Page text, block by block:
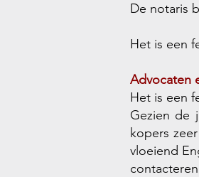
De notaris
Het is een
Advocaten
Het is een
Gezien de
kopers
vloeiend